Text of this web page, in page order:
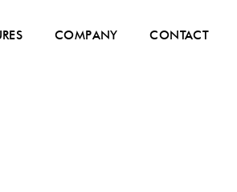
COMPANY CONTACT